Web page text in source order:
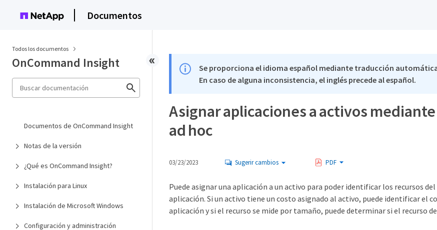
Documentos
Todos los documentos
OnCommand Insight
Documentos de OnCommand Insight
Notas de la versión
¿Qué es OnCommand Insight?
Instalación para Linux
Instalación de Microsoft Windows
Configuración y administración
Se proporciona el idioma español mediante traducción
En caso de alguna inconsistencia, el inglés precede al español.
Asignar aplicaciones a activos
ad hoc
03/23/2023 Sugerir cambios PDF
Puede asignar una aplicación a un activo para poder identificar los recursos del
aplicación. Si un activo tiene un costo asignado al activo, puede identificar el
aplicación y si el recurso se mide por tamaño, puede determinar si el recurso